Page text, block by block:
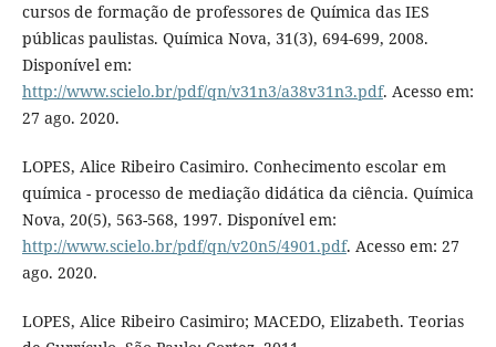
cursos de formação de professores de Química das IES
públicas paulistas. Química Nova, 31(3), 694-699, 2008.
Disponível em:
http://www.scielo.br/pdf/qn/v31n3/a38v31n3.pdf. Acesso em:
27 ago. 2020.
LOPES, Alice Ribeiro Casimiro. Conhecimento escolar em
química - processo de mediação didática da ciência. Química
Nova, 20(5), 563-568, 1997. Disponível em:
http://www.scielo.br/pdf/qn/v20n5/4901.pdf. Acesso em: 27
ago. 2020.
LOPES, Alice Ribeiro Casimiro; MACEDO, Elizabeth. Teorias